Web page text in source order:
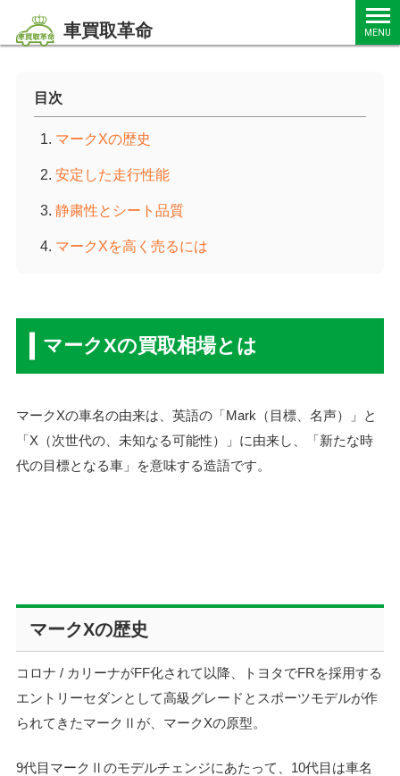
車買取革命 MENU
目次
マークXの歴史
安定した走行性能
静粛性とシート品質
マークXを高く売るには
マークXの買取相場とは
マークXの車名の由来は、英語の「Mark（目標、名声）」と
「X（次世代の、未知なる可能性）」に由来し、「新たな時
代の目標となる車」を意味する造語です。
マークXの歴史
コロナ / カリーナがFF化されて以降、トヨタでFRを採用する
エントリーセダンとして高級グレードとスポーツモデルが作
られてきたマークⅡが、マークXの原型。
9代目マークⅡのモデルチェンジにあたって、10代目は車名